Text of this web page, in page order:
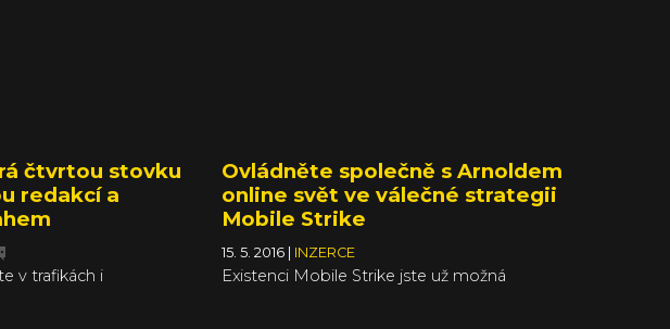
čtvrtou stovku
redakcí a
v trafikách i
Ovládněte společně s Arnoldem
online svět ve válečné strategii
Mobile Strike
15. 5. 2016 INZERCE
Existenci Mobile Strike jste už možná